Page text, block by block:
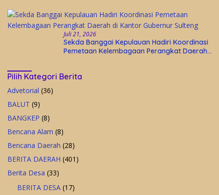
Juli 21, 2026
Sekda Banggai Kepulauan Hadiri Koordinasi
Pemetaan Kelembagaan Perangkat Daerah
Pilih Kategori Berita
Advetorial (36)
BALUT (9)
BANGKEP (8)
Bencana Alam (8)
Bencana Daerah (28)
BERITA DAERAH (401)
Berita Desa (33)
BERITA DESA (17)